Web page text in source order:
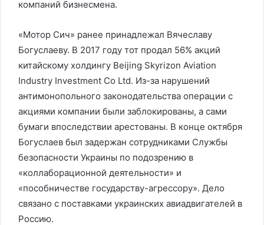
компаний бизнесмена.
«Мотор Сич» ранее принадлежал Вячеславу
Богуслаеву. В 2017 году тот продал 56% акций
китайскому холдингу Beijing Skyrizon Aviation
Industry Investment Co Ltd. Из-за нарушений
антимонопольного законодательства операции с
акциями компании были заблокированы, а сами
бумаги впоследствии арестованы. В конце октября
Богуслаев был задержан сотрудниками Службы
безопасности Украины по подозрению в
«коллаборационной деятельности» и
«пособничестве государству-агрессору». Дело
связано с поставками украинских авиадвигателей в
Россию.